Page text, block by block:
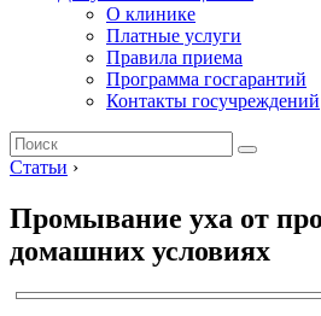
О клинике
Платные услуги
Правила приема
Программа госгарантий
Контакты госучреждений
Статьи ›
Промывание уха от
домашних условиях